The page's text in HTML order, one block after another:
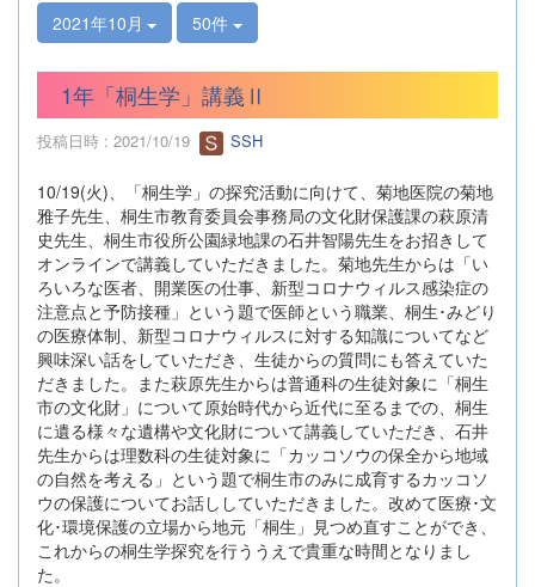
2021年10月 50件
1年「桐生学」講義Ⅱ
投稿日時 : 2021/10/19 SSH
10/19(火)、「桐生学」の探究活動に向けて、菊地医院の菊地
雅子先生、桐生市教育委員会事務局の文化財保護課の萩原清
史先生、桐生市役所公園緑地課の石井智陽先生をお招きして
オンラインで講義していただきました。菊地先生からは「い
ろいろな医者、開業医の仕事、新型コロナウィルス感染症の
注意点と予防接種」という題で医師という職業、桐生･みどり
の医療体制、新型コロナウィルスに対する知識についてなど
興味深い話をしていただき、生徒からの質問にも答えていた
だきました。また萩原先生からは普通科の生徒対象に「桐生
市の文化財」について原始時代から近代に至るまでの、桐生
に遺る様々な遺構や文化財について講義していただき、石井
先生からは理数科の生徒対象に「カッコソウの保全から地域
の自然を考える」という題で桐生市のみに成育するカッコソ
ウの保護についてお話ししていただきました。改めて医療･文
化･環境保護の立場から地元「桐生」見つめ直すことができ、
これからの桐生学探究を行ううえで貴重な時間となりまし
た。